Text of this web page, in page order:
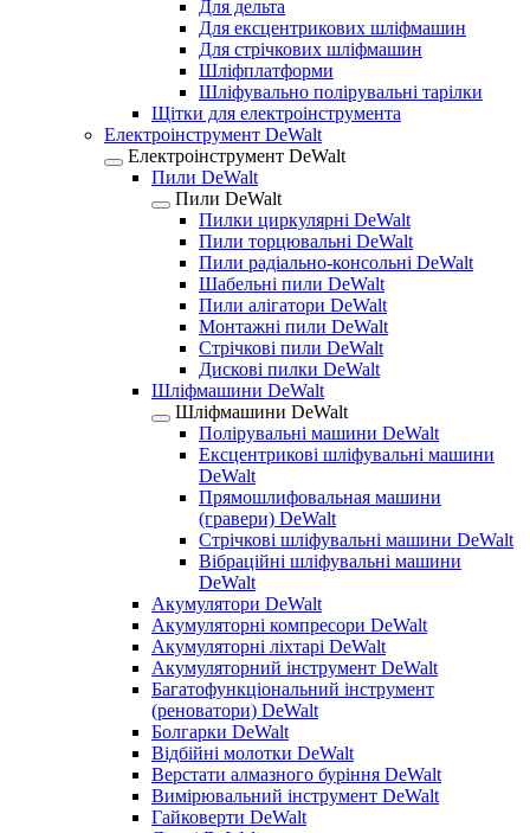
Для дельта
Для ексцентрикових шліфмашин
Для стрічкових шліфмашин
Шліфплатформи
Шліфувально полірувальні тарілки
Щітки для електроінструмента
Електроінструмент DeWalt
Електроінструмент DeWalt
Пили DeWalt
Пили DeWalt
Пилки циркулярні DeWalt
Пили торцювальні DeWalt
Пили радіально-консольні DeWalt
Шабельні пили DeWalt
Пили алігатори DeWalt
Монтажні пили DeWalt
Стрічкові пили DeWalt
Дискові пилки DeWalt
Шліфмашини DeWalt
Шліфмашини DeWalt
Полірувальні машини DeWalt
Ексцентрикові шліфувальні машини
DeWalt
Прямошлифовальная машини
(гравери) DeWalt
Стрічкові шліфувальні машини DeWalt
Вібраційні шліфувальні машини
DeWalt
Акумулятори DeWalt
Акумуляторні компресори DeWalt
Акумуляторні ліхтарі DeWalt
Акумуляторний інструмент DeWalt
Багатофункціональний інструмент
(реноватори) DeWalt
Болгарки DeWalt
Відбійні молотки DeWalt
Верстати алмазного буріння DeWalt
Вимірювальний інструмент DeWalt
Гайковерти DeWalt